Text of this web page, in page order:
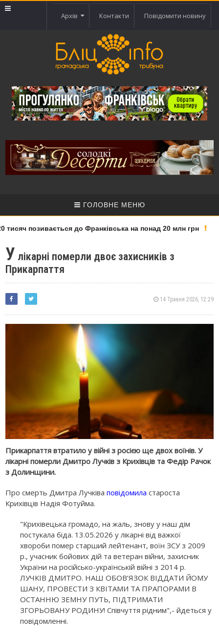
Архів Контакти Повідомити новину
ГОЛОВНЕ МЕНЮ
позивається до Франківська на понад 20 млн грн
У лікарні померли двоє захисників з
Прикарпаття
14 Травня 2026, 12:29
Прикарпаття втратило у війні з росією ще двох воїнів. У
лікарні померли Дмитро Лучків з Крихівців та Федір Рачок
з Долинщини.
Про смерть Дмитра Лучківаповідомила староста
Крихівців Надія Фотуйма.
"Крихівецька громадо, на жаль, знову у наш дім
постукала біда. 13.05.2026 у лікарні від важкої
хвороби помер старший лейтенант, воїн ЗСУ з 2009
р., учасник бойових дій та ветеран війни, захисник
України на російсько-українській війні з 2014 р.
ЛУЧКІВ ДМИТРО. НАШ ОБОВ’ЯЗОК ВІДДАТИ ЙОМУ
ШАНУ, ПРОВЕСТИ З КВІТАМИ ТА ПРАПОРАМИ В
ОСТАННЮ ЗЕМНУ ПУТЬ, ПІДТРИМАТИ
ЗГОРЬОВАНУ РОДИНУ! Співчуття рідним",- йдеться у
повідомленні.